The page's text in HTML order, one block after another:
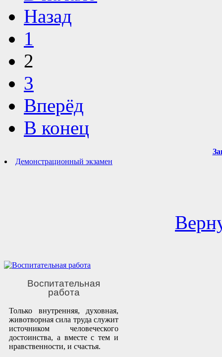
Назад
1
2
3
Вперёд
В конец
Демонстрационный экзамен
Воспитательная
работа
Только внутренняя, духовная,
животворная сила труда служит
источником человеческого
достоинства, а вместе с тем и
нравственности, и счастья.